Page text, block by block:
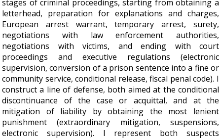
stages of criminal proceedings, starting from obtaining a
letterhead, preparation for explanations and charges,
European arrest warrant, temporary arrest, surety,
negotiations with law enforcement authorities,
negotiations with victims, and ending with court
proceedings and executive regulations (electronic
supervision, conversion of a prison sentence into a fine or
community service, conditional release, fiscal penal code). I
construct a line of defense, both aimed at the conditional
discontinuance of the case or acquittal, and at the
mitigation of liability by obtaining the most lenient
punishment (extraordinary mitigation, suspensions,
electronic supervision). I represent both suspects